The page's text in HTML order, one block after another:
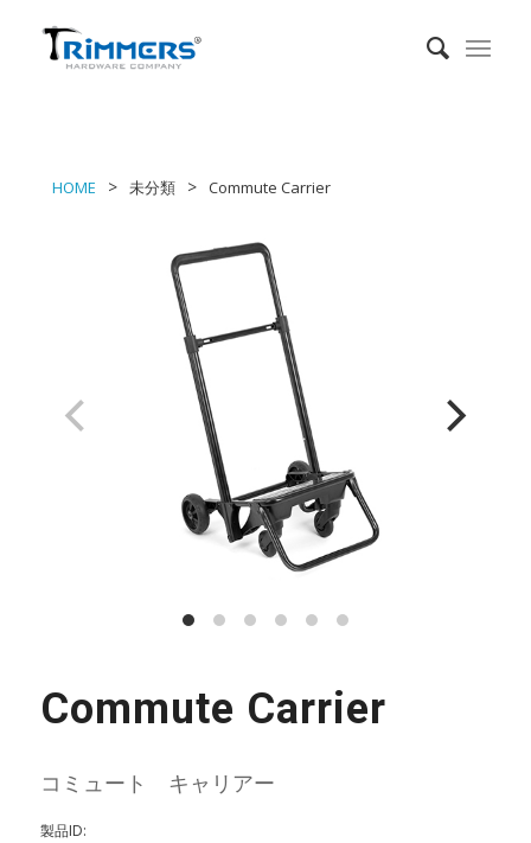
HOME 未分類 Commute Carrier
Commute Carrier
コミュート キャリアー
製品ID: